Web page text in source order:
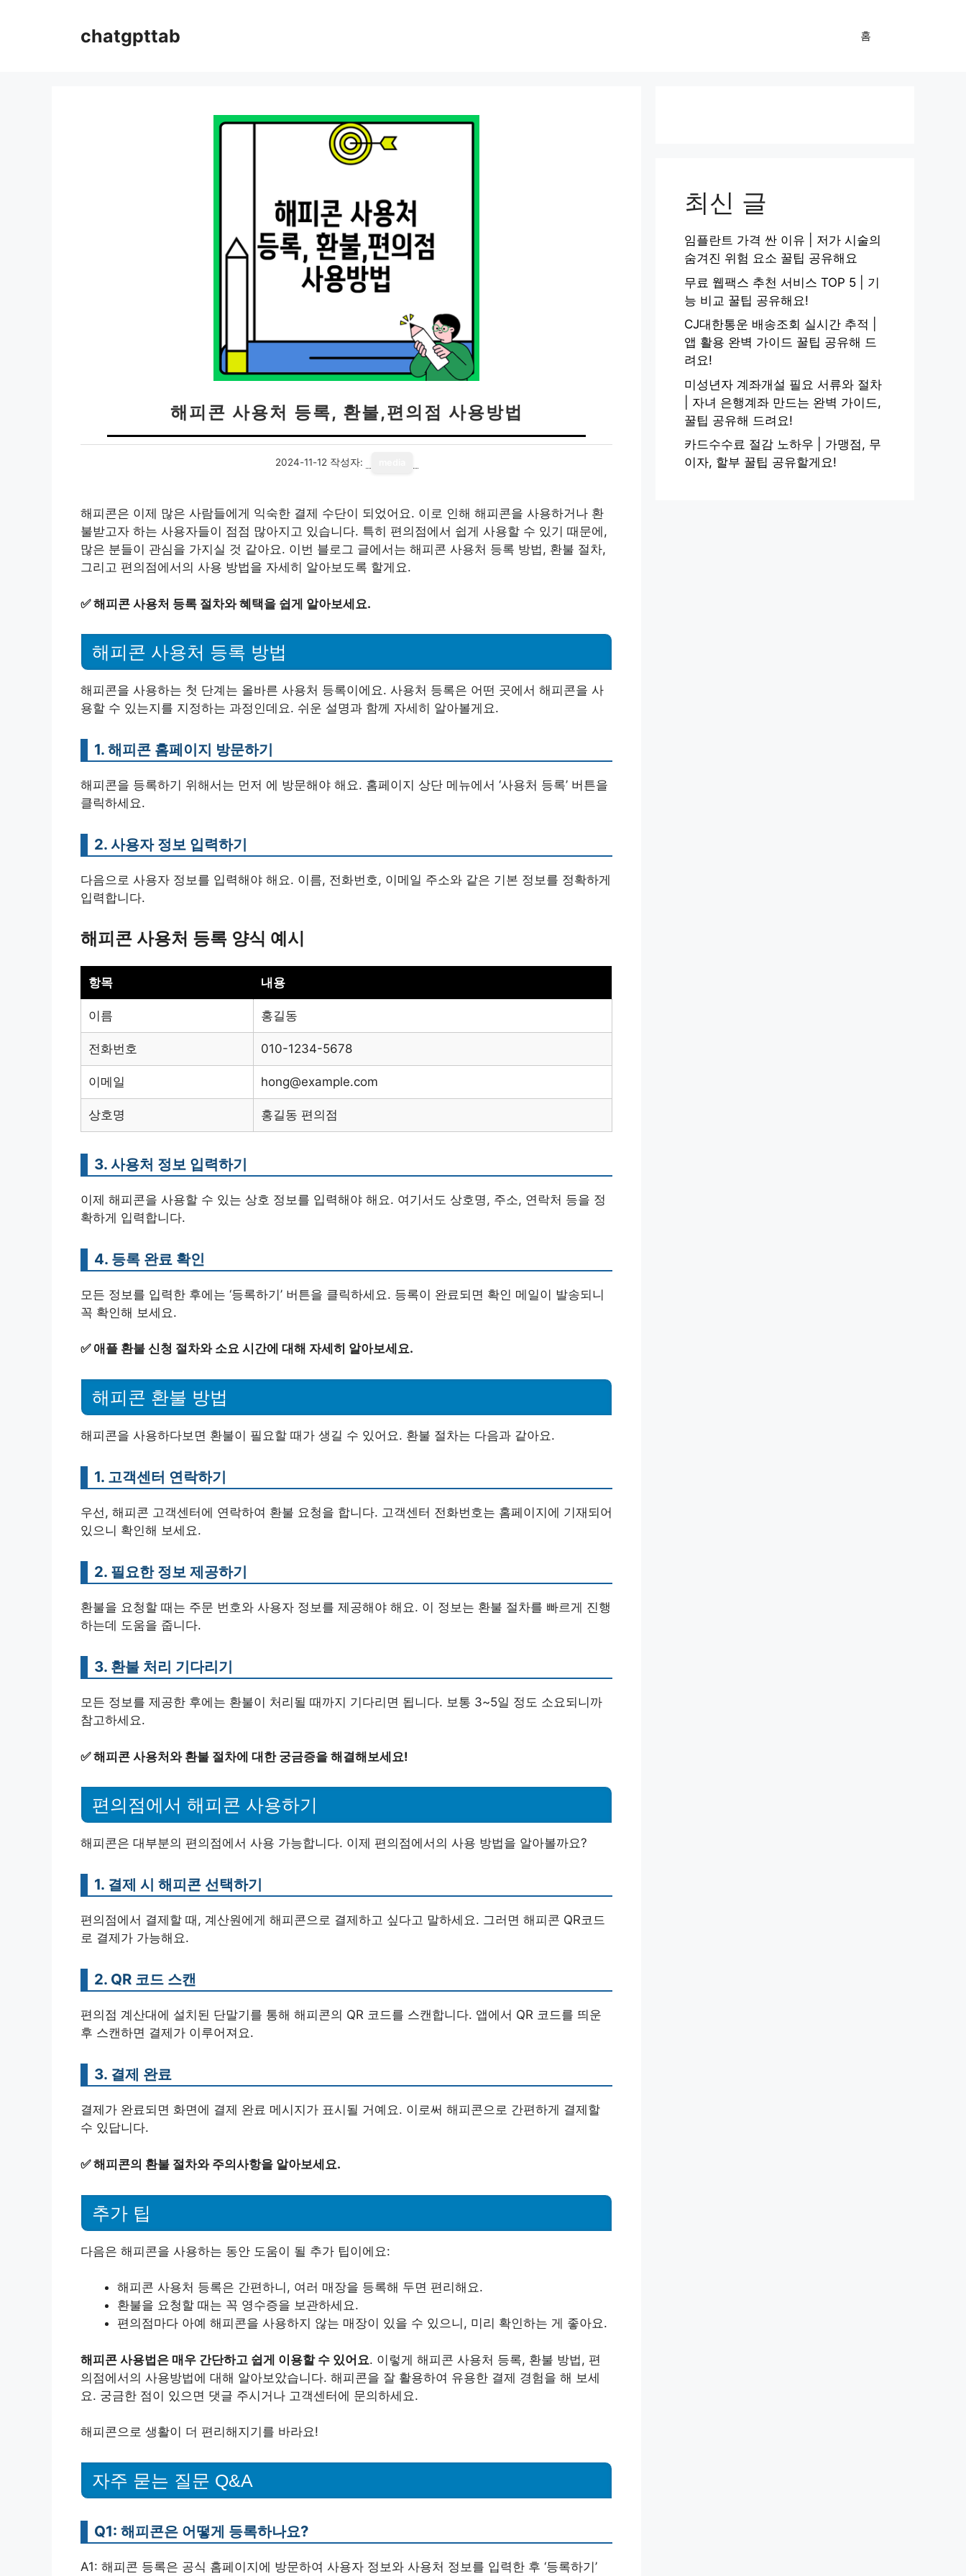
chatgpttab 홈
해피콘 사용처 등록, 환불,편의점 사용방법
2024-11-12 작성자:
해피콘은 이제 많은 사람들에게 익숙한 결제 수단이 되었어요. 이로 인해 해피콘을 사용하거나 환
불받고자 하는 사용자들이 점점 많아지고 있습니다. 특히 편의점에서 쉽게 사용할 수 있기 때문에,
많은 분들이 관심을 가지실 것 같아요. 이번 블로그 글에서는 해피콘 사용처 등록 방법, 환불 절차,
그리고 편의점에서의 사용 방법을 자세히 알아보도록 할게요.
✅해피콘 사용처 등록 절차와 혜택을 쉽게 알아보세요.
해피콘 사용처 등록 방법
해피콘을 사용하는 첫 단계는 올바른 사용처 등록이에요. 사용처 등록은 어떤 곳에서 해피콘을 사
용할 수 있는지를 지정하는 과정인데요. 쉬운 설명과 함께 자세히 알아볼게요.
1. 해피콘 홈페이지 방문하기
해피콘을 등록하기 위해서는 먼저 에 방문해야 해요. 홈페이지 상단 메뉴에서 ‘사용처 등록’ 버튼을
클릭하세요.
2. 사용자 정보 입력하기
다음으로 사용자 정보를 입력해야 해요. 이름, 전화번호, 이메일 주소와 같은 기본 정보를 정확하게
입력합니다.
해피콘 사용처 등록 양식 예시
항목 내용
이름 홍길동
전화번호 010-1234-5678
이메일 hong@example.com
상호명 홍길동 편의점
3. 사용처 정보 입력하기
이제 해피콘을 사용할 수 있는 상호 정보를 입력해야 해요. 여기서도 상호명, 주소, 연락처 등을 정
확하게 입력합니다.
4. 등록 완료 확인
모든 정보를 입력한 후에는 ‘등록하기’ 버튼을 클릭하세요. 등록이 완료되면 확인 메일이 발송되니
꼭 확인해 보세요.
✅ 애플 환불 신청 절차와 소요 시간에 대해 자세히 알아보세요.
해피콘 환불 방법
해피콘을 사용하다보면 환불이 필요할 때가 생길 수 있어요. 환불 절차는 다음과 같아요.
1. 고객센터 연락하기
우선, 해피콘 고객센터에 연락하여 환불 요청을 합니다. 고객센터 전화번호는 홈페이지에 기재되어
있으니 확인해 보세요.
2. 필요한 정보 제공하기
환불을 요청할 때는 주문 번호와 사용자 정보를 제공해야 해요. 이 정보는 환불 절차를 빠르게 진행
하는데 도움을 줍니다.
3. 환불 처리 기다리기
모든 정보를 제공한 후에는 환불이 처리될 때까지 기다리면 됩니다. 보통 3~5일 정도 소요되니까
참고하세요.
✅해피콘 사용처와 환불 절차에 대한 궁금증을 해결해보세요!
편의점에서 해피콘 사용하기
해피콘은 대부분의 편의점에서 사용 가능합니다. 이제 편의점에서의 사용 방법을 알아볼까요?
1. 결제 시 해피콘 선택하기
편의점에서 결제할 때, 계산원에게 해피콘으로 결제하고 싶다고 말하세요. 그러면 해피콘 QR코드
로 결제가 가능해요.
2. QR 코드 스캔
편의점 계산대에 설치된 단말기를 통해 해피콘의 QR 코드를 스캔합니다. 앱에서 QR 코드를 띄운
후 스캔하면 결제가 이루어져요.
3. 결제 완료
결제가 완료되면 화면에 결제 완료 메시지가 표시될 거예요. 이로써 해피콘으로 간편하게 결제할
수 있답니다.
✅해피콘의 환불 절차와 주의사항을 알아보세요.
추가 팁
다음은 해피콘을 사용하는 동안 도움이 될 추가 팁이에요:
해피콘 사용처 등록은 간편하니, 여러 매장을 등록해 두면 편리해요.
환불을 요청할 때는 꼭 영수증을 보관하세요.
편의점마다 아예 해피콘을 사용하지 않는 매장이 있을 수 있으니, 미리 확인하는 게 좋아요.
해피콘 사용법은 매우 간단하고 쉽게 이용할 수 있어요. 이렇게 해피콘 사용처 등록, 환불 방법, 편
의점에서의 사용방법에 대해 알아보았습니다. 해피콘을 잘 활용하여 유용한 결제 경험을 해 보세
요. 궁금한 점이 있으면 댓글 주시거나 고객센터에 문의하세요.
해피콘으로 생활이 더 편리해지기를 바라요!
자주 묻는 질문 Q&A
Q1: 해피콘은 어떻게 등록하나요?
A1: 해피콘 등록은 공식 홈페이지에 방문하여 사용자 정보와 사용처 정보를 입력한 후 ‘등록하기’
최신 글
임플란트 가격 싼 이유 | 저가 시술의
숨겨진 위험 요소 꿀팁 공유해요
무료 웹팩스 추천 서비스 TOP 5 | 기
능 비교 꿀팁 공유해요!
CJ대한통운 배송조회 실시간 추적 |
앱 활용 완벽 가이드 꿀팁 공유해 드
려요!
미성년자 계좌개설 필요 서류와 절차
| 자녀 은행계좌 만드는 완벽 가이드,
꿀팁 공유해 드려요!
카드수수료 절감 노하우 | 가맹점, 무
이자, 할부 꿀팁 공유할게요!